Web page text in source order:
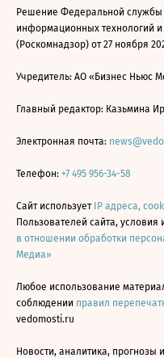
Решение Федеральной службы
информационных технологий
(Роскомнадзор) от 27 ноября
Учредитель: АО «Бизнес Ньюс
Главный редактор: Казьмина
Электронная почта:
Телефон: +7 495 956-34-58
Сайт использует IP адреса,
Пользователей сайта,
в отношении обработки
Медиа»
Любое использование
соблюдении правил
vedomosti.ru
Новости, аналитика, прогнозы